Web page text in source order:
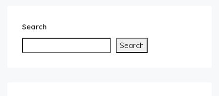
Search
Search